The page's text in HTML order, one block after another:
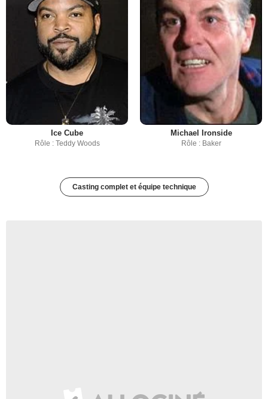
Ice Cube
Rôle : Teddy Woods
Michael Ironside
Rôle : Baker
Casting complet et équipe technique